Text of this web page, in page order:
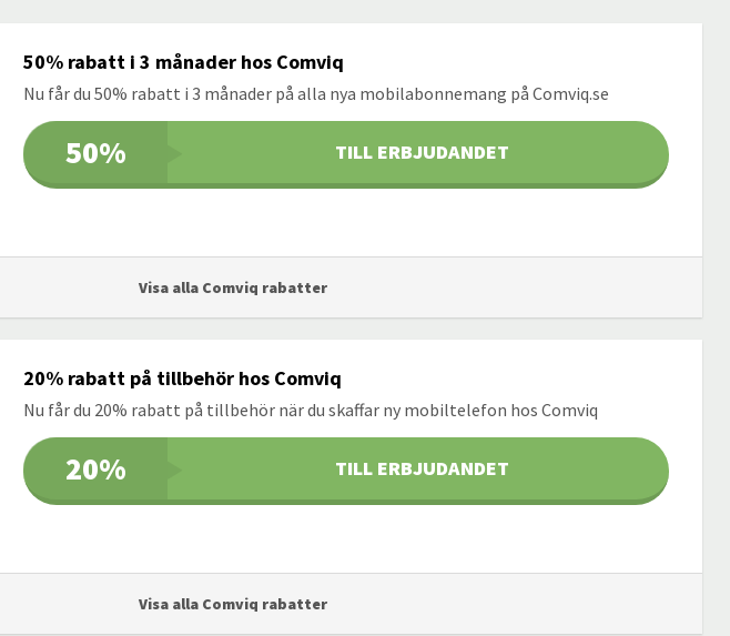
50% rabatt i 3 månader hos Comviq
Nu får du 50% rabatt i 3 månader på alla nya mobilabonnemang på Comviq.se
50% TILL ERBJUDANDET
Visa alla Comviq rabatter
20% rabatt på tillbehör hos Comviq
Nu får du 20% rabatt på tillbehör när du skaffar ny mobiltelefon hos Comviq
20% TILL ERBJUDANDET
Visa alla Comviq rabatter